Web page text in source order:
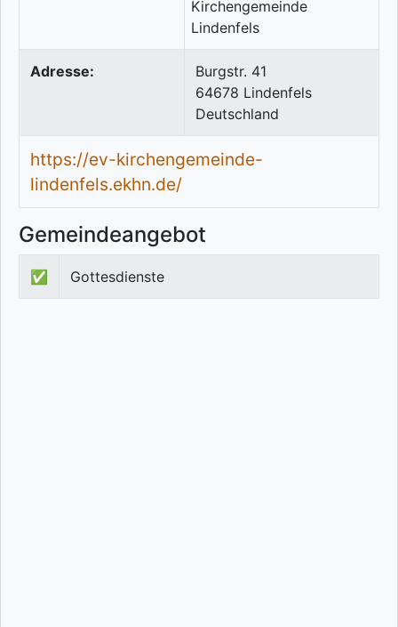
Adresse:
Burgstr. 41
64678 Lindenfels
Deutschland
https://ev-kirchengemeinde-
lindenfels.ekhn.de/
Gemeindeangebot
✅ Gottesdienste